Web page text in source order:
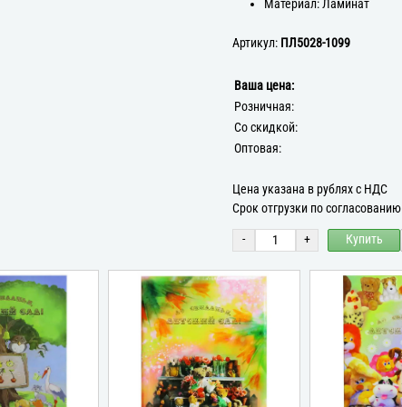
Материал: Ламинат
Артикул: ПЛ5028-1099
Ваша цена:
Розничная:
Со скидкой:
Оптовая:
Цена указана в рублях с НДС
Срок отгрузки по согласованию
- + Купить